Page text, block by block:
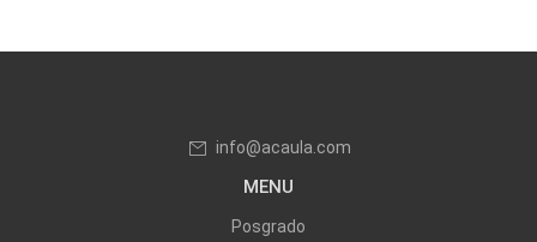
info@acaula.com
MENU
Posgrado